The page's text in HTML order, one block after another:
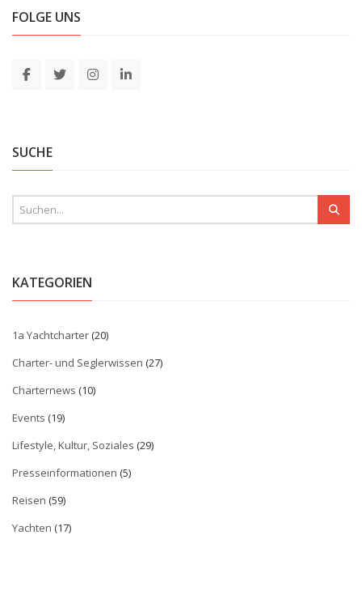
FOLGE UNS
SUCHE
KATEGORIEN
1a Yachtcharter(20)
Charter- und Seglerwissen (27)
Charternews (10)
Events (19)
Lifestyle, Kultur, Soziales (29)
Presseinformationen (5)
Reisen (59)
Yachten (17)